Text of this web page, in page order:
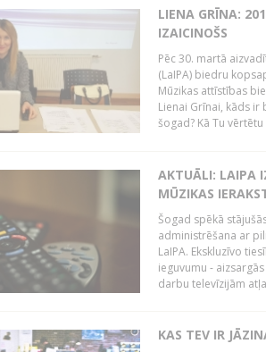
LIENA GRĪNA:
IZAICINOŠS
Pēc 30. martā
(LaIPA) biedru
Mūzikas attīstības
Lienai Grīnai, kāds ir
šogad? Kā Tu
AKTUĀLI: LAIPA
MŪZIKAS
Šogad spēkā
administrēšana ar
LaIPA. Ekskluzīvo
ieguvumu -
darbu televīzijām
KAS TEV IR